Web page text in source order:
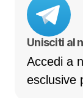
Unisciti al
Accedi a
esclusive